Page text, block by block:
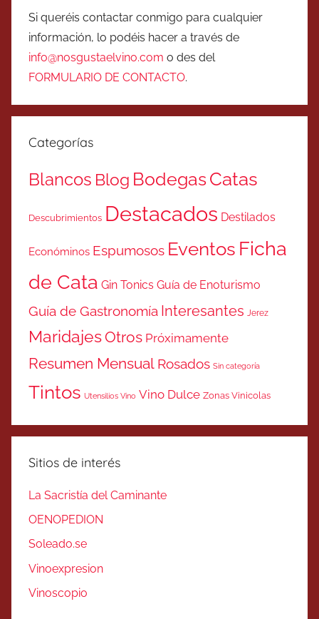
Si queréis contactar conmigo para cualquier
información, lo podéis hacer a través de
info@nosgustaelvino.com o des del
FORMULARIO DE CONTACTO.
Categorías
Blancos Blog BodegasCatas
Descubrimientos Destacados Destilados
Económinos Espumosos Eventos Ficha
de Cata Gin Tonics Guía de Enoturismo
Guía de Gastronomía Interesantes Jerez
MaridajesOtros Próximamente
Resumen Mensual Rosados Sin categoría
Tintos Utensilios Vino Vino Dulce Zonas Vinicolas
Sitios de interés
La Sacristía del Caminante
OENOPEDION
Soleado.se
Vinoexpresion
Vinoscopio